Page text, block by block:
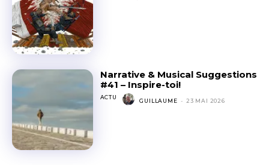
Narrative & Musical Suggestions
#41 – Inspire-toi!
ACTU GUILLAUME - 23 MAI 2026